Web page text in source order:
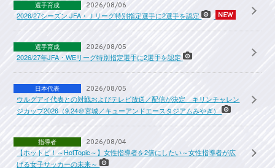
選手育成 2026/08/06
2026/27シーズン JFA・Ｊリーグ特別指定選手に2選手を認定
選手育成 2026/08/05
2026/27年JFA・WEリーグ特別指定選手に2選手を認定
日本代表 2026/08/05
ウルグアイ代表との対戦およびテレビ放送／配信が決定 キリンチャレン
ジカップ2026（9.24＠宮城／キューアンドエースタジアムみやぎ）
指導者 2026/08/04
【ホットピ！～HotTopic～】女性指導者を2倍にしたい～女性指導者が広
げる女子サッカーの未来～